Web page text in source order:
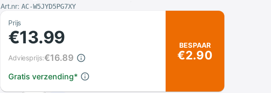
Clip Adapter Bracket Voor Light Stand
Art.nr:AC-W5JYD5PG7XY
Prijs
€13.99
Gratis verzending*
Adviesprijs:€16.89
BESPAAR
€2.90